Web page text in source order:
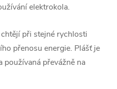
elektrokola.
při stejné rychlosti
přenosu energie. Plášť je
převážně na